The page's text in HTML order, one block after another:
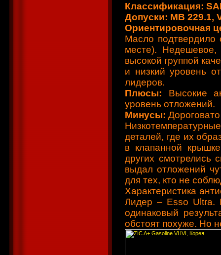
Классификация:
Допуски: MB 229.1,
Ориентировочная
Масло подтвердило
месте).
высокой группой
и низкий уровень
лидеров.
Плюсы: Высокие
уровень отложений.
Минусы:
деталей, где их
в клапанной
других смотрелись
выдал отложений
для тех, кто не
Характеристика
Лидер – Esso Ultra.
одинаковый
обстоят похуже. Но